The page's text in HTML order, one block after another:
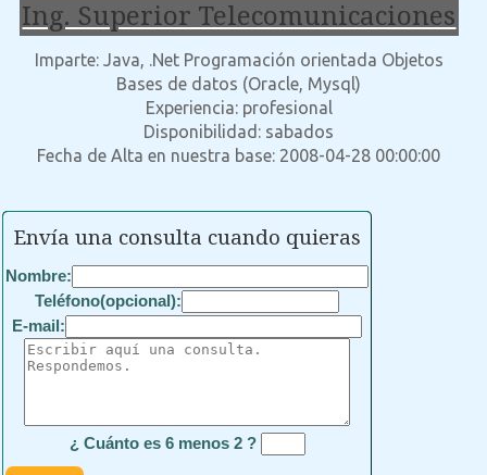
Ing. Superior Telecomunicaciones
Imparte: Java, .Net Programación orientada Objetos
Bases de datos (Oracle, Mysql)
Experiencia: profesional
Disponibilidad: sabados
Fecha de Alta en nuestra base: 2008-04-28 00:00:00
Envía una consulta cuando quieras
Nombre:
Teléfono(opcional):
E-mail:
¿ Cuánto es 6 menos 2 ?